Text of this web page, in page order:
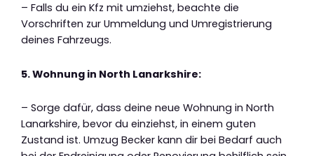
– Falls du ein Kfz mit umziehst, beachte die
Vorschriften zur Ummeldung und Umregistrierung
deines Fahrzeugs.
5. Wohnung in North Lanarkshire:
– Sorge dafür, dass deine neue Wohnung in North
Lanarkshire, bevor du einziehst, in einem guten
Zustand ist. Umzug Becker kann dir bei Bedarf auch